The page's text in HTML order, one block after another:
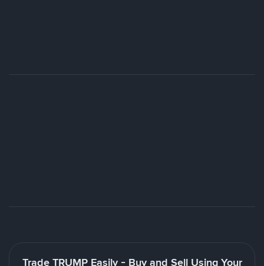
Trade TRUMP Easily - Buy and Sell Using Your